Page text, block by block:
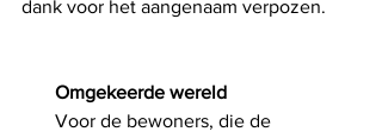
dank voor het aangenaam verpozen.
Omgekeerde wereld